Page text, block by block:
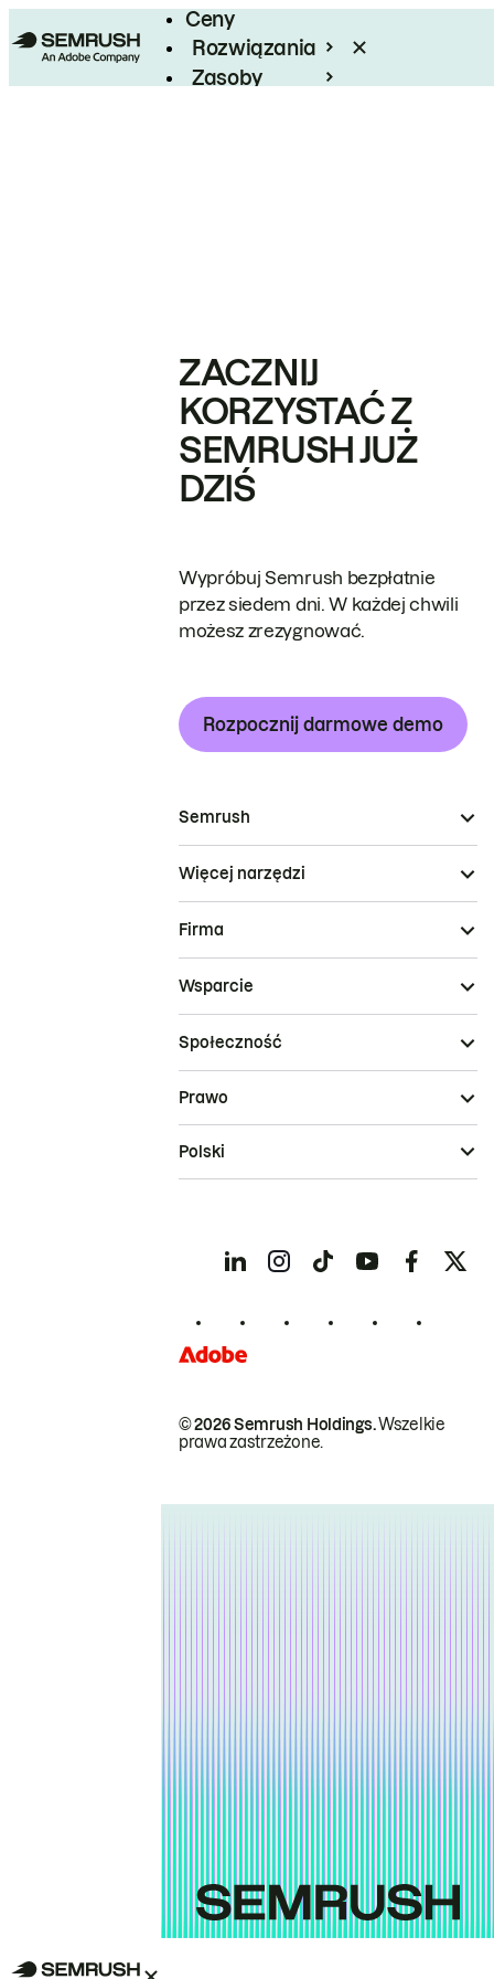
Ceny
Rozwiązania
Zasoby
ZACZNIJ
KORZYSTAĆ Z
SEMRUSH JUŻ
DZIŚ
Wypróbuj Semrush bezpłatnie
przez siedem dni. W każdej chwili
możesz zrezygnować.
Rozpocznij darmowe demo
Semrush
Więcej narzędzi
Firma
Wsparcie
Społeczność
© 2026 Semrush Holdings.Wszelkie
prawa zastrzeżone.
Prawo
Polski